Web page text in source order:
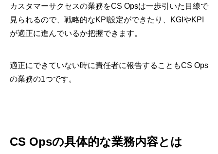
カスタマーサクセスの業務をCS Opsは一歩引いた目線で
見られるので、戦略的なKPI設定ができたり、KGIやKPI
が適正に進んでいるか把握できます。
適正にできていない時に責任者に報告することもCS Ops
の業務の1つです。
CS Opsの具体的な業務内容とは